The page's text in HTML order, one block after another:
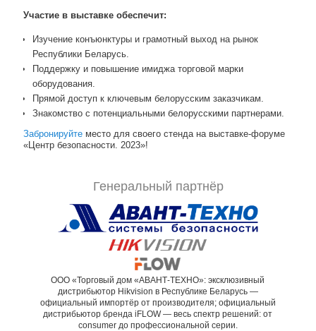
Участие в выставке обеспечит:
Изучение конъюнктуры и грамотный выход на рынок
Республики Беларусь.
Поддержку и повышение имиджа торговой марки
оборудования.
Прямой доступ к ключевым белорусским заказчикам.
Знакомство с потенциальными белорусскими партнерами.
Забронируйте место для своего стенда на выставке-форуме
«Центр безопасности. 2023»!
Генеральный партнёр
ООО «Торговый дом «АВАНТ-ТЕХНО»: эксклюзивный
дистрибьютор Hikvision в Республике Беларусь —
официальный импортёр от производителя; официальный
дистрибьютор бренда iFLOW — весь спектр решений: от
consumer до профессиональной серии.